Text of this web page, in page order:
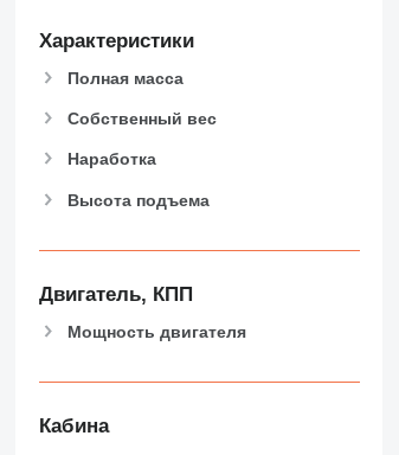
Характеристики
Полная масса
Собственный вес
Наработка
Высота подъема
Двигатель, КПП
Мощность двигателя
Кабина